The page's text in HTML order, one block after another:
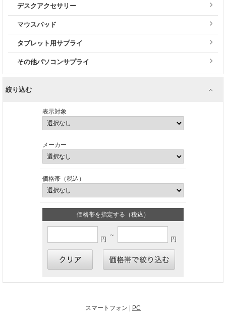
デスクアクセサリー
マウスパッド
タブレット用サプライ
その他パソコンサプライ
絞り込む
表示対象
メーカー
価格帯（税込）
価格帯を指定する（税込）
円
～
円
スマートフォン | PC